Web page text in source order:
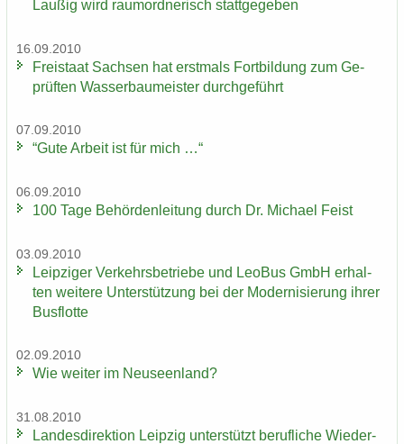
Lau­ßig wird raum­ord­ne­risch statt­ge­ge­ben
16.09.2010
Frei­staat Sach­sen hat erst­mals Fort­bil­dung zum Ge­
prüf­ten Was­ser­bau­meis­ter durch­ge­führt
07.09.2010
“Gute Ar­beit ist für mich …“
06.09.2010
100 Tage Be­hör­den­lei­tung durch Dr. Mi­cha­el Feist
03.09.2010
Leip­zi­ger Ver­kehrs­be­trie­be und LeoBus GmbH er­hal­
ten wei­te­re Un­ter­stüt­zung bei der Mo­der­ni­sie­rung ihrer
Bus­flot­te
02.09.2010
Wie wei­ter im Neu­seen­land?
31.08.2010
Lan­des­di­rek­ti­on Leip­zig un­ter­stützt be­ruf­li­che Wie­der­